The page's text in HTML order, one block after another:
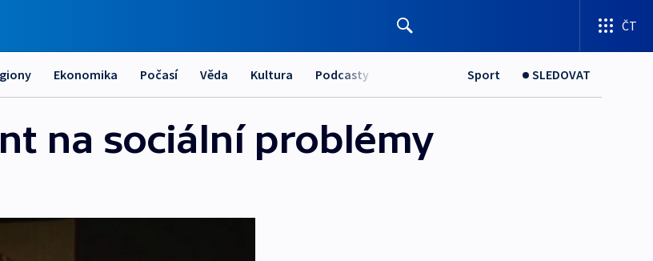
ČT
Ekonomika Počasí Věda Kultura Podcasty Sport SLEDOVAT
na sociální problémy